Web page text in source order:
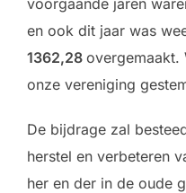
voorgaande jaren
en ook dit jaar was
1362,28 overgemaakt.
onze vereniging
De bijdrage zal
herstel en verbeteren
her en der in de oude